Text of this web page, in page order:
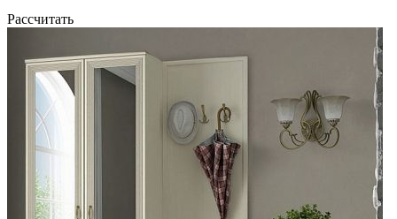
Рассчитать